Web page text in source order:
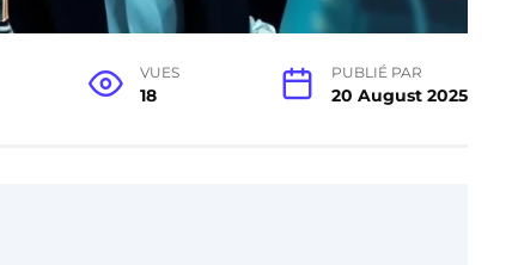
VUES
18
PUBLIÉ PAR
20 August 2025